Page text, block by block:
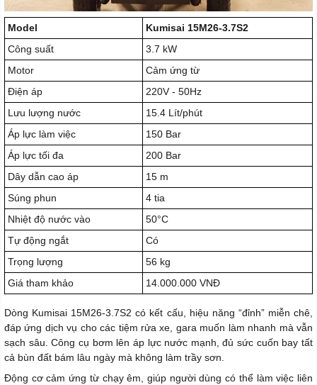
Model
Kumisai 15M26-3.7S2
Công suất
3.7 kW
Motor
Cảm ứng từ
Điện áp
220V - 50Hz
Lưu lượng nước
15.4 Lít/phút
Áp lực làm việc
150 Bar
Áp lực tối đa
200 Bar
Dây dẫn cao áp
15 m
Súng phun
4 tia
Nhiệt độ nước vào
50°C
Tự động ngắt
Có
Trọng lượng
56 kg
Giá tham khảo
14.000.000 VNĐ
Dòng Kumisai 15M26-3.7S2 có kết cấu, hiệu năng “đỉnh” miễn chê,
đáp ứng dịch vụ cho các tiệm rửa xe, gara muốn làm nhanh mà vẫn
sạch sâu. Công cụ bơm lên áp lực nước mạnh, đủ sức cuốn bay tất
cả bùn đất bám lâu ngày mà không làm trầy sơn.
Động cơ cảm ứng từ chạy êm, giúp người dùng có thể làm việc liên